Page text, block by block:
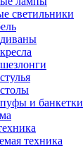
светильники
и банкетки
техника